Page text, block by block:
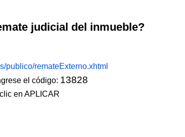
judicial del inmueble?
publico/remateExterno.xhtml
el código: 13828
en APLICAR